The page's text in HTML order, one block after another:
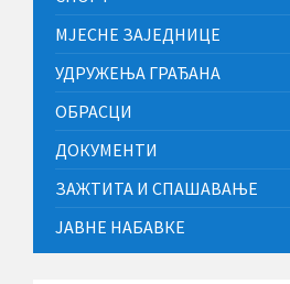
МЈЕСНЕ ЗАЈЕДНИЦЕ
УДРУЖЕЊА ГРАЂАНА
ОБРАСЦИ
ДОКУМЕНТИ
ЗАЖТИТА И СПАШАВАЊЕ
ЈАВНЕ НАБАВКЕ